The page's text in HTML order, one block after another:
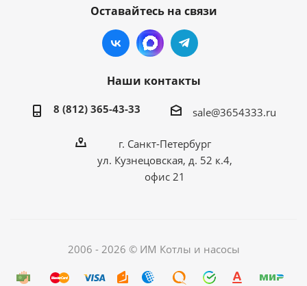
Оставайтесь на связи
Наши контакты
8 (812) 365-43-33 sale@3654333.ru
г. Санкт-Петербург
ул. Кузнецовская, д. 52 к.4,
офис 21
2006 - 2026 © ИМ Котлы и насосы